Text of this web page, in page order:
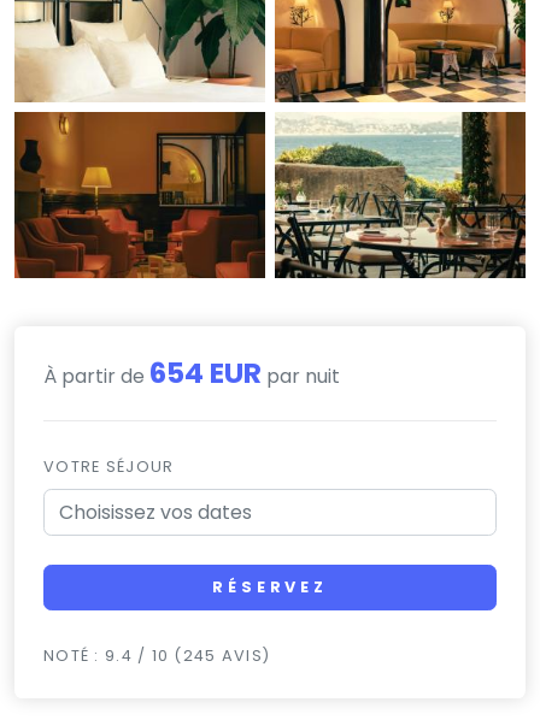
À partir de 654 EUR par nuit
VOTRE SÉJOUR
RÉSERVEZ
NOTÉ : 9.4 / 10 (245 AVIS)